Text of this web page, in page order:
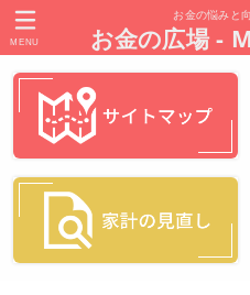
お金の悩みと
お金の広場 -
MENU